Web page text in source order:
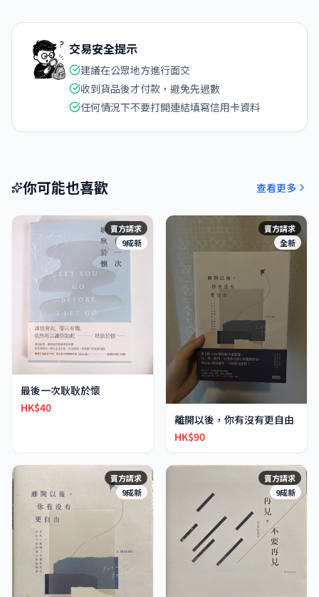
交易安全提示
建議在公眾地方進行面交
收到貨品後才付款，避免先過數
任何情況下不要打開連結填寫信用卡資料
你可能也喜歡 查看更多
賣方請求
9成新
最後一次耿耿於懷
HK$40
賣方請求
全新
離開以後，你有沒有更自由
HK$90
賣方請求
9成新
賣方請求
9成新